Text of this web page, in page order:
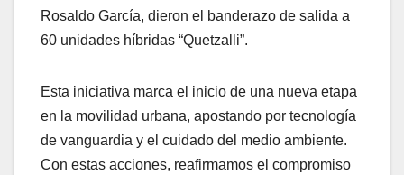
Rosaldo García, dieron el banderazo de salida a
60 unidades híbridas “Quetzalli”.
Esta iniciativa marca el inicio de una nueva etapa
en la movilidad urbana, apostando por tecnología
de vanguardia y el cuidado del medio ambiente.
Con estas acciones, reafirmamos el compromiso